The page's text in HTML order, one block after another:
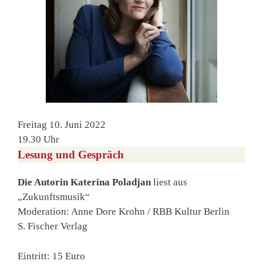
Freitag 10. Juni 2022
19.30 Uhr
Lesung und Gespräch
Die Autorin Katerina Poladjan liest aus
„Zukunftsmusik“
Moderation: Anne Dore Krohn / RBB Kultur Berlin
S. Fischer Verlag
Eintritt: 15 Euro